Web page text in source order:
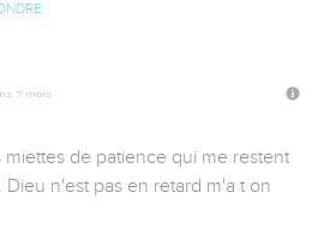
7 mois
miettes de patience qui me restent
Dieu n'est pas en retard m'a t on